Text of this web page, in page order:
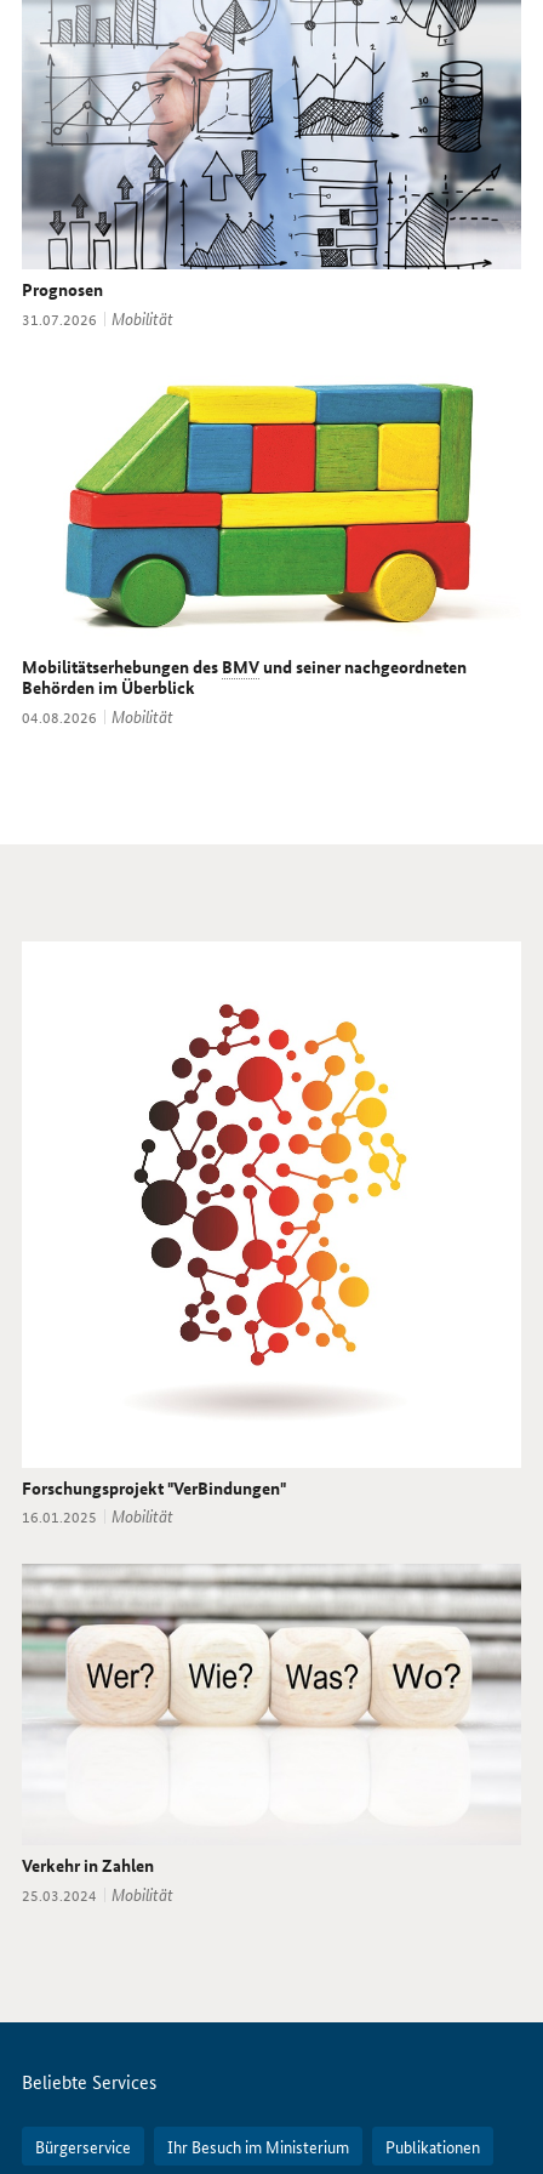
Prognosen
Datum:
31.07.2026 Thema:
Mobilität
Mobilitätserhebungen des BMVund seiner nachgeordneten
Behörden im Überblick
Datum:
04.08.2026 Thema:
Mobilität
Forschungsprojekt "VerBindungen"
Datum:
16.01.2025 Thema:
Mobilität
Verkehr in Zahlen
Datum:
25.03.2024 Thema:
Mobilität
Servicemenü
Beliebte Services
Bürgerservice Ihr Besuch im Ministerium Publikationen